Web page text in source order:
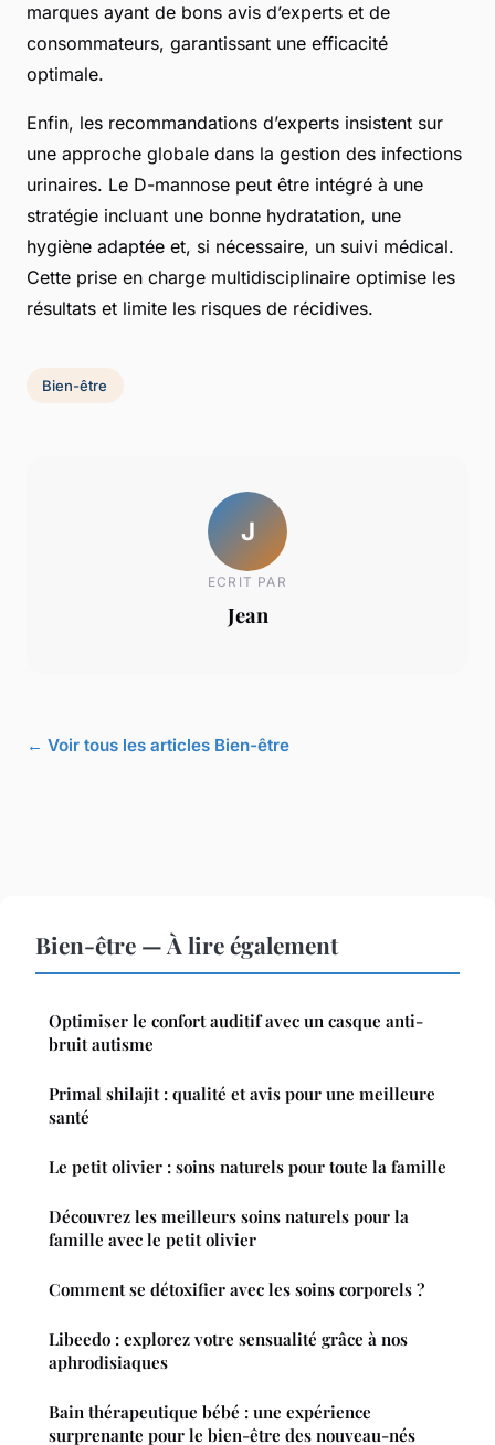
marques ayant de bons avis d’experts et de
consommateurs, garantissant une efficacité
optimale.
Enfin, les recommandations d’experts insistent sur
une approche globale dans la gestion des infections
urinaires. Le D-mannose peut être intégré à une
stratégie incluant une bonne hydratation, une
hygiène adaptée et, si nécessaire, un suivi médical.
Cette prise en charge multidisciplinaire optimise les
résultats et limite les risques de récidives.
Bien-être
J
ECRIT PAR
Jean
← Voir tous les articles Bien-être
Bien-être — À lire également
Optimiser le confort auditif avec un casque anti-
bruit autisme
Primal shilajit : qualité et avis pour une meilleure
santé
Le petit olivier : soins naturels pour toute la famille
Découvrez les meilleurs soins naturels pour la
famille avec le petit olivier
Comment se détoxifier avec les soins corporels ?
Libeedo : explorez votre sensualité grâce à nos
aphrodisiaques
Bain thérapeutique bébé : une expérience
surprenante pour le bien-être des nouveau-nés